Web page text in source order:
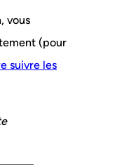
vous
(pour
suivre les